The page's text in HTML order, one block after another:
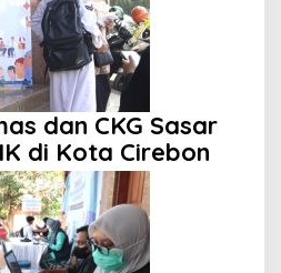
dan CKG Sasar
di Kota Cirebon